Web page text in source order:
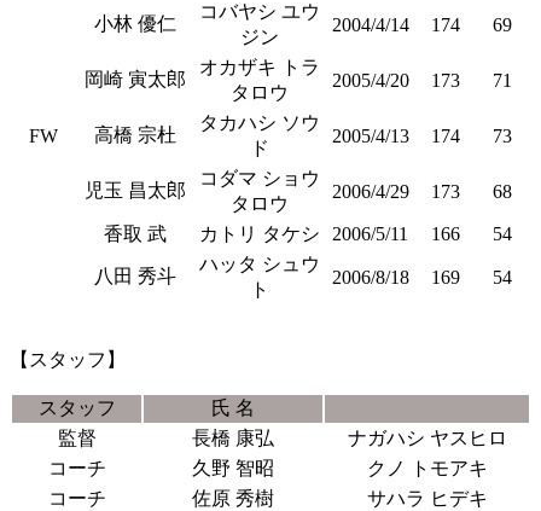
FW
小林 優仁
コバヤシ ユウ
ジン
2004/4/14 174 69
岡崎 寅太郎
オカザキ トラ
タロウ
2005/4/20 173 71
高橋 宗杜
タカハシ ソウ
ド
2005/4/13 174 73
児玉 昌太郎
コダマ ショウ
タロウ
2006/4/29 173 68
香取 武 カトリ タケシ 2006/5/11 166 54
八田 秀斗
ハッタ シュウ
ト
2006/8/18 169 54
【スタッフ】
スタッフ
氏 名
監督
長橋 康弘
ナガハシ ヤスヒロ
コーチ
久野 智昭
クノ トモアキ
コーチ
佐原 秀樹
サハラ ヒデキ